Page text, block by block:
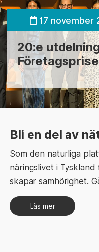
17 november
20:e
Bli en del av
Som den naturliga
näringslivet i
skapar samhörighet.
Läs mer